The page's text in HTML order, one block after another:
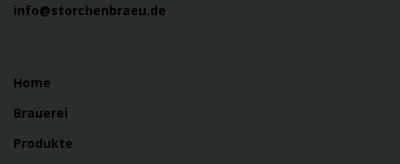
info@storchenbraeu.de
Home
Brauerei
Produkte